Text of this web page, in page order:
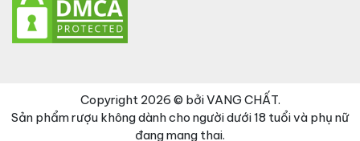
Copyright 2026 © bởi VANG CHẤT.
Sản phẩm rượu không dành cho người dưới 18 tuổi và phụ nữ
đang mang thai.